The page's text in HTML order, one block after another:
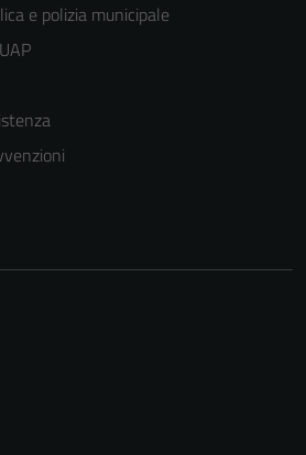
e polizia municipale